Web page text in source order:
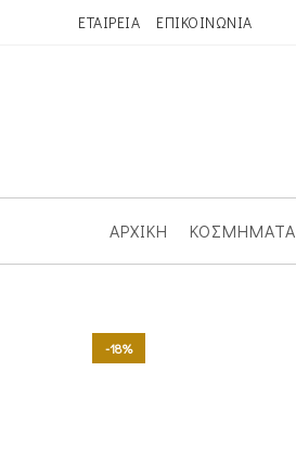
ΕΤΑΙΡΕΙΑ ΕΠΙΚΟΙΝΩΝΙΑ
ΑΡΧΙΚΗ ΚΟΣΜΗΜΑΤΑ
-18%